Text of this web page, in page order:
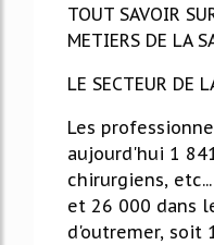
TOUT SAVOIR
METIERS DE LA
LE SECTEUR DE
Les
aujourd'hui 1
chirurgiens,
et 26 000 dans
d'outremer, soit